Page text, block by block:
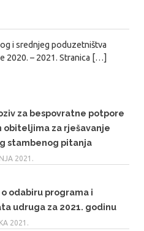
i srednjeg poduzetništva
2020. – 2021. Stranica […]
za bespovratne potpore
obiteljima za rješavanje
stambenog pitanja
2021.
odabiru programa i
udruga za 2021. godinu
2021.